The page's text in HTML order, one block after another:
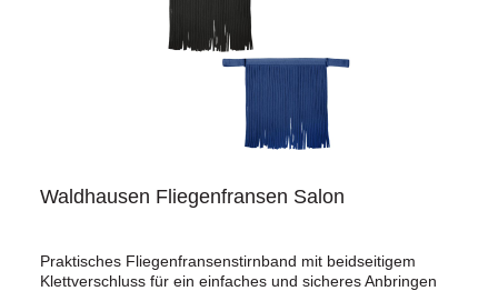
Waldhausen Fliegenfransen Salon
Praktisches Fliegenfransenstirnband mit beidseitigem
Klettverschluss für ein einfaches und sicheres Anbringen